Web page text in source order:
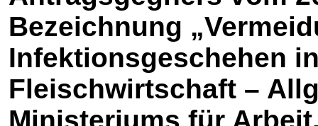
Bezeichnung
Infektionsgeschehen
Fleischwirtschaft –